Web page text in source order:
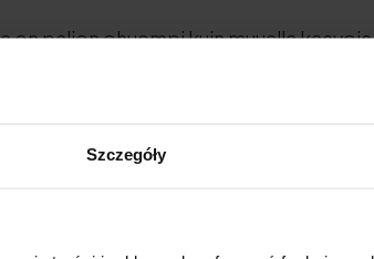
Szczegóły
on paljon ohuempi kuin muualla
ja kun niitä alkaa olla liian vähän,
kun osoitamme tunteita: